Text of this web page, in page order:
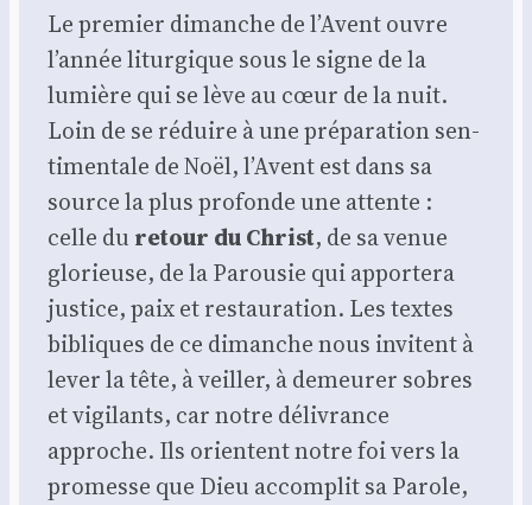
Le pre­mier dimanche de l’Avent ouvre
l’année litur­gique sous le signe de la
lumière qui se lève au cœur de la nuit.
Loin de se réduire à une pré­pa­ra­tion sen­
ti­men­tale de Noël, l’Avent est dans sa
source la plus pro­fonde une attente :
celle du retour du Christ, de sa venue
glo­rieuse, de la Parou­sie qui appor­te­ra
jus­tice, paix et res­tau­ra­tion. Les textes
bibliques de ce dimanche nous invitent à
lever la tête, à veiller, à demeu­rer sobres
et vigi­lants, car notre déli­vrance
approche. Ils orientent notre foi vers la
pro­messe que Dieu accom­plit sa Parole,